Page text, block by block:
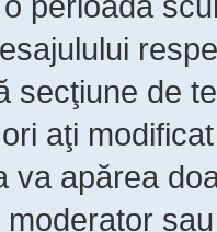
secţiune de
aţi
va apărea